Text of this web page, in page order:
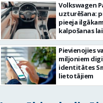
Volkswagen
uzturēšana:
pieeja ilgākam
kalpošanas
Pievienojies
miljoniem
identitātes
lietotājiem